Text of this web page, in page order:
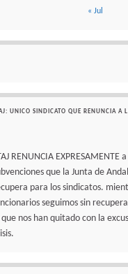
« Jul
UNICO SINDICATO QUE RENUNCIA A
RENUNCIA EXPRESAMENTE
que la Junta de
para los sindicatos.
seguimos sin
que nos han quitado con la